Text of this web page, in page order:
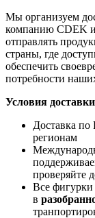
Мы организуем
компанию CDEK
отправлять
страны, где
обеспечить
потребности
Условия доставки
Доставка по
регионам
проверяйте
Все фигурки
в